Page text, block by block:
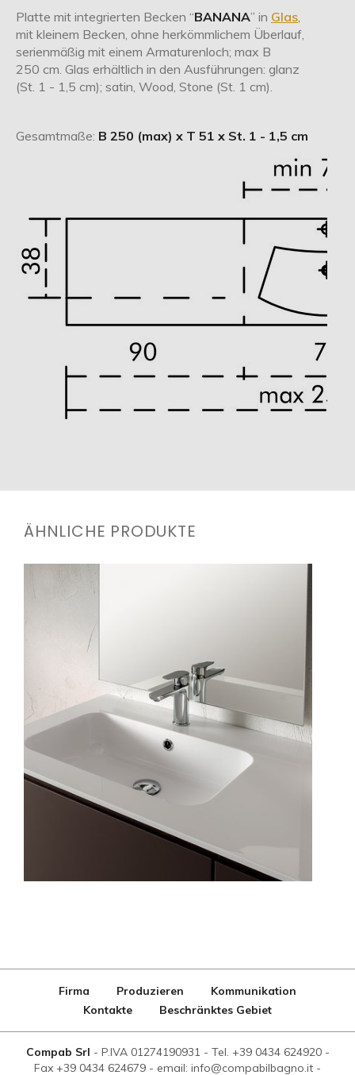
Platte mit integrierten Becken “BANANA” in Glas
mit kleinem Becken, ohne herkömmlichem Überlauf,
serienmäßig mit einem Armaturenloch; max B
250 cm. Glas erhältlich in den Ausführungen: glanz
(St. 1 - 1,5 cm); satin, Wood, Stone (St. 1 cm).
Gesamtmaße: B 250 (max) x T 51 x St. 1 - 1,5 cm
ÄHNLICHE PRODUKTE
Firma Produzieren
Kommunikation
Kontakte
Beschränktes Gebiet
Compab Srl - P.IVA 01274190931- Tel. +39 0434 624920-
Fax +39 0434 624679 - email: info@compabilbagno.it -